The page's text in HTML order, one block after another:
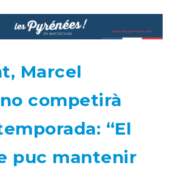
Marcel
competirà
“El
puc mantenir